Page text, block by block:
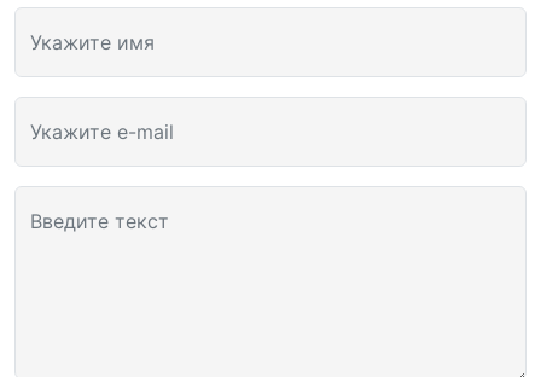
Укажите имя
Укажите e-mail
Введите текст